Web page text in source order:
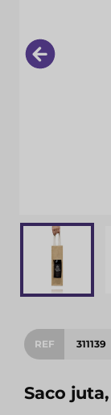
REF 311139
Saco